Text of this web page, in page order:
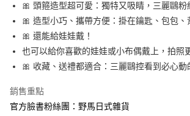
運送方式
全家取貨付款
每筆NT$65，滿NT$999(含以上)免運費
付款後全家取貨
每筆NT$65，滿NT$999(含以上)免運費
7-11取貨付款
🎀 頭箍造型超可愛：獨特又吸睛，三麗鷗粉
🎀 造型小巧、攜帶方便：掛在鑰匙、包包
🎀 還能給娃娃戴！
也可以給你喜歡的娃娃或小布偶戴上，拍照
🎀 收藏、送禮都適合：三麗鷗控看到必心動
銷售重點
官方臉書粉絲團：野馬日式雜貨